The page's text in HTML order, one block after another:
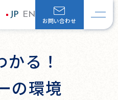
JP EN
お問い合わせ
る！
の環境